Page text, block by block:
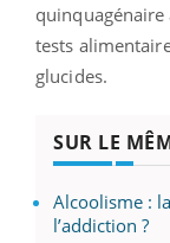
quinquagénaire
tests
glucides.
SUR LE
Alcoolisme :
l’addiction ?